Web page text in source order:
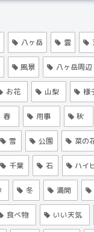
八ヶ岳 雲
風景 八ヶ岳周辺
お花 山梨 様
春 用事 秋
雪 公園 菜の
千葉 石 ハイ
冬 満開
食べ物 いい天気